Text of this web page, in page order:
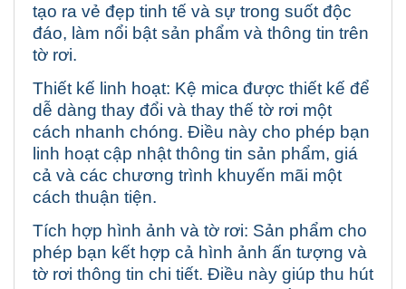
tạo ra vẻ đẹp tinh tế và sự trong suốt độc
đáo, làm nổi bật sản phẩm và thông tin trên
tờ rơi.
Thiết kế linh hoạt: Kệ mica được thiết kế để
dễ dàng thay đổi và thay thế tờ rơi một
cách nhanh chóng. Điều này cho phép bạn
linh hoạt cập nhật thông tin sản phẩm, giá
cả và các chương trình khuyến mãi một
cách thuận tiện.
Tích hợp hình ảnh và tờ rơi: Sản phẩm cho
phép bạn kết hợp cả hình ảnh ấn tượng và
tờ rơi thông tin chi tiết. Điều này giúp thu hút